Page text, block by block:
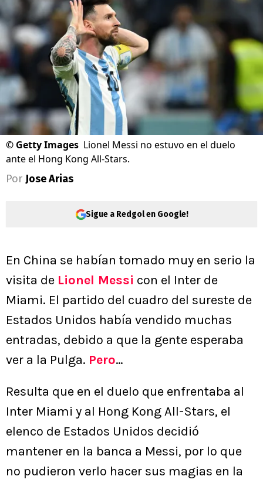
© Getty Images Lionel Messi no estuvo en el duelo
ante el Hong Kong All-Stars.
Por Jose Arias
Sigue a Redgol en Google!
En China se habían tomado muy en serio la
visita de Lionel Messi con el Inter de
Miami. El partido del cuadro del sureste de
Estados Unidos había vendido muchas
entradas, debido a que la gente esperaba
ver a la Pulga. Pero…
Resulta que en el duelo que enfrentaba al
Inter Miami y al Hong Kong All-Stars, el
elenco de Estados Unidos decidió
mantener en la banca a Messi, por lo que
no pudieron verlo hacer sus magias en la